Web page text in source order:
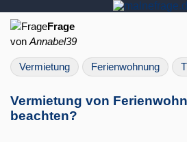
Frage
von Annabel39
Vermietung Ferienwohnung
Vermietung von
beachten?